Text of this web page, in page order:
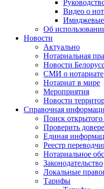
Видео о
Имиджевые
Об
Новости
Актуально
Нотариальная
Новости
СМИ о нотариате
Нотариат в мире
Мероприятия
Новости
Справочная
Поиск открытого
Проверить
Единая
Реестр
Нотариальное
Законодательство
Локальные
Тарифы